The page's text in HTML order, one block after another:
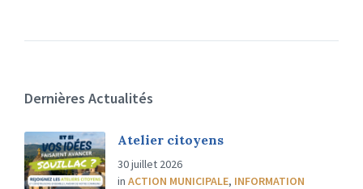
Dernières Actualités
Atelier citoyens
30 juillet 2026
in ACTION MUNICIPALE, INFORMATION